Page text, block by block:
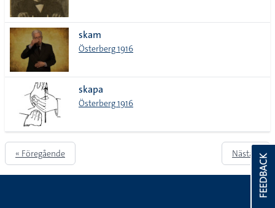
skam
Österberg 1916
skapa
Österberg 1916
« Föregående Nästa » FEEDBACK